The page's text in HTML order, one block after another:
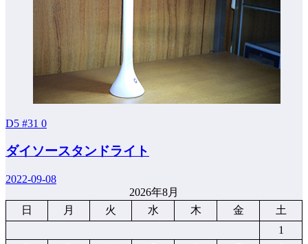
D5 #31 0
ダイソースタンドライト
2022-09-08
2026年8月
日
月 火 水 木 金
土
1